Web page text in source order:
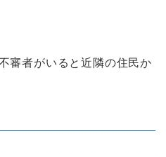
審者がいると近隣の住民か